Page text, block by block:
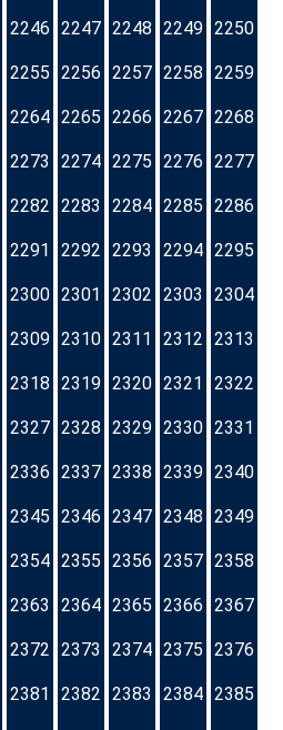
2246 2247 2248 2249 2250
2255 2256 2257 2258 2259
2264 2265 2266 2267 2268
2273 2274 2275 2276 2277
2282 2283 2284 2285 2286
2291 2292 2293 2294 2295
2300 2301 2302 2303 2304
2309 2310 2311 2312 2313
2318 2319 2320 2321 2322
2327 2328 2329 2330 2331
2336 2337 2338 2339 2340
2345 2346 2347 2348 2349
2354 2355 2356 2357 2358
2363 2364 2365 2366 2367
2372 2373 2374 2375 2376
2381 2382 2383 2384 2385